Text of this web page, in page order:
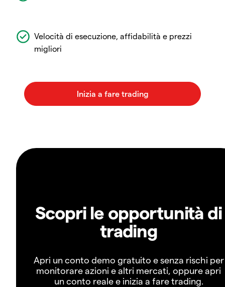
Velocità di esecuzione, affidabilità e prezzi
migliori
Scopri le opportunità di
trading
Apri un conto demo gratuito e senza rischi per
monitorare azioni e altri mercati, oppure apri
un conto reale e inizia a fare trading.